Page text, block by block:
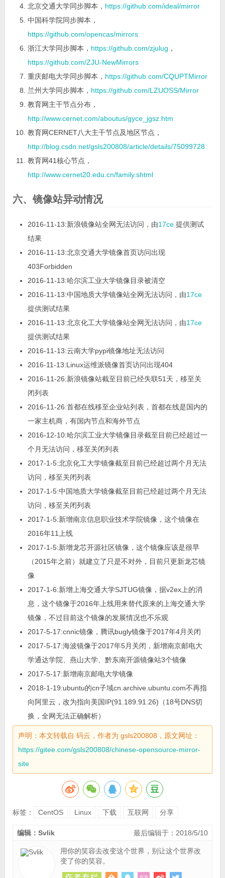
北京交通大学同步脚本， https://github.com/ideal/mirror
中国科学院同步脚本，
https://github.com/opencas/mirrors
浙江大学同步脚本， https://github.com/zjulug ，
https://github.com/ZJU-NewMirrors
重庆邮电大学同步脚本， https://github.com/CQUPTMirror
兰州大学同步脚本， https://github.com/LZUOSS/Mirror
教育网主干节点分布，
http://www.cernet.com/aboutus/gyce_jgsz.htm
教育网CERNET八大主干节点及地区节点，
http://blog.csdn.net/gsls200808/article/details/75099728
教育网41核心节点，
http://www.cernet20.edu.cn/family.shtml
六、镜像站异动情况
2016-11-13:新浪镜像站全网无法访问，由17ce提供测试
结果
2016-11-13:北京交通大学镜像首页访问出现
403Forbidden
2016-11-13:哈尔滨工业大学镜像目录被清空
2016-11-13:中国地质大学镜像站全网无法访问，由17ce
提供测试结果
2016-11-13:北京化工大学镜像站全网无法访问，由17ce
提供测试结果
2016-11-13:云南大学pypi镜像地址无法访问
2016-11-13:Linux运维派镜像首页访问出现404
2016-11-26:新浪镜像站截至目前已经失联51天，移至关
闭列表
2016-11-26:首都在线移至企业站列表，首都在线是国内的
一家主机商，有国内节点和海外节点
2016-12-10:哈尔滨工业大学镜像目录截至目前已经超过一
个月无法访问，移至关闭列表
2017-1-5:北京化工大学镜像截至目前已经超过两个月无法
访问，移至关闭列表
2017-1-5:中国地质大学镜像截至目前已经超过两个月无法
访问，移至关闭列表
2017-1-5:新增南京信息职业技术学院镜像，这个镜像在
2016年11上线
2017-1-5:新增龙芯开源社区镜像，这个镜像应该是很早
（2015年之前）就建立了只是不对外，目前只更新龙芯镜
像
2017-1-6:新增上海交通大学SJTUG镜像，据v2ex上的消
息，这个镜像于2016年上线用来替代原来的上海交通大学
镜像，不过目前这个镜像的发展情况也不乐观
2017-5-17:cnnic镜像，腾讯bugly镜像于2017年4月关闭
2017-5-17:海波镜像于2017年5月关闭，新增南京邮电大
学通达学院、燕山大学、黔东南开源镜像站3个镜像
2017-5-17:新增南京邮电大学镜像
2018-1-19:ubuntu的cn子域cn.archive.ubuntu.com不再指
向阿里云，改为指向美国IP(91.189.91.26)（18号DNS切
换，全网无法正确解析）
声明：本文转载自 码云，作者为 gsls200808，原文网址：
https://gitee.com/gsls200808/chinese-opensource-mirror-
site
标签： CentOS Linux 下载 互联网 分享
最后编辑于：2018/5/10
编辑：Svlik
用你的笑容去改变这个世界，别让这个世界改
变了你的笑容。